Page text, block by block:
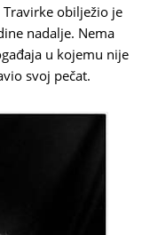
obilježio je
nadalje. Nema
u kojemu nije
svoj pečat.